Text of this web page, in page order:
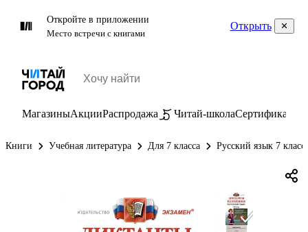
Откройте в приложении
Место встречи с книгами
Открыть
МагазиныАкцииРаспродажа Читай-школаСертификаты
Книги Учебная литература Для 7 класса Русский язык 7 класс